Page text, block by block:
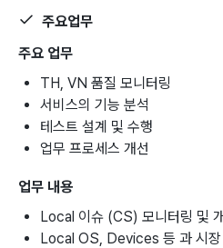
주요업무
주요 업무
TH, VN 품질 모니터링
서비스의 기능 분석
테스트 설계 및 수행
업무 프로세스 개선
업무 내용
Local 이슈 (CS) 모니터링 및
Local OS, Devices 등 과 시장